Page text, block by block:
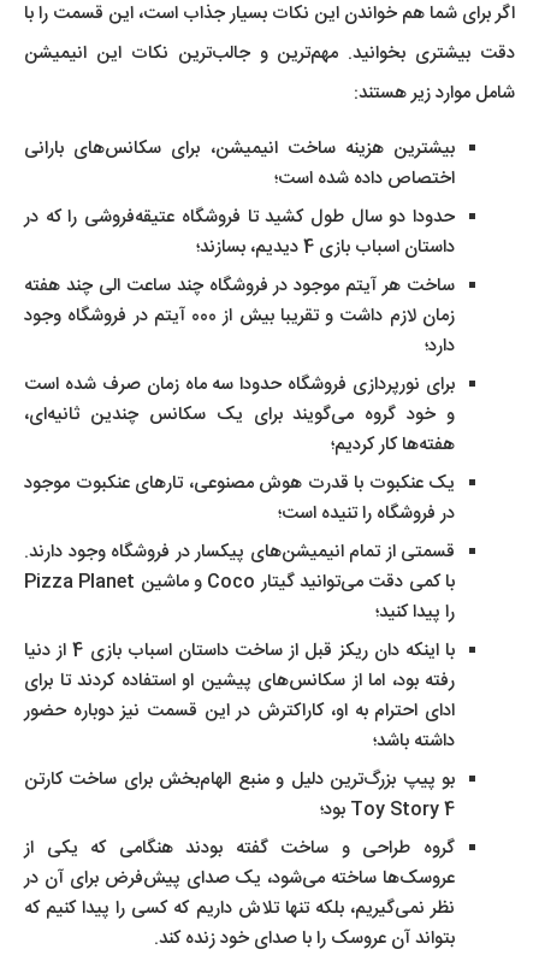
اگر برای شما هم خواندن این نکات بسیار جذاب است، این قسمت را با
دقت بیشتری بخوانید. مهم‌ترین و جالب‌ترین نکات این انیمیشن
شامل موارد زیر هستند:
بیشترین هزینه ساخت انیمیشن، برای سکانس‌های بارانی
اختصاص داده شده است؛
حدودا دو سال طول کشید تا فروشگاه عتیقه‌فروشی را که در
داستان اسباب بازی 4 دیدیم، بسازند؛
ساخت هر آیتم موجود در فروشگاه چند ساعت الی چند هفته
زمان لازم داشت و تقریبا بیش از 000 آیتم در فروشگاه وجود
دارد؛
برای نورپردازی فروشگاه حدودا سه ماه زمان صرف شده است
و خود گروه می‌گویند برای یک سکانس چندین ثانیه‌ای،
هفته‌ها کار کردیم؛
یک عنکبوت با قدرت‌ هوش مصنوعی، تارهای عنکبوت موجود
در فروشگاه را تنیده است؛
قسمتی از تمام انیمیشن‌های پیکسار در فروشگاه وجود دارند.
با کمی دقت می‌توانید گیتار Coco و ماشین Pizza Planet
را پیدا کنید؛
با اینکه دان ریکز قبل از ساخت داستان اسباب بازی 4 از دنیا
رفته بود، اما از سکانس‌های پیشین او استفاده کردند تا برای
ادای احترام به او، کاراکترش در این قسمت نیز دوباره حضور
داشته باشد؛
بو پیپ بزرگ‌ترین دلیل و منبع الهام‌بخش برای ساخت کارتن
Toy Story 4 بود؛
گروه طراحی و ساخت گفته بودند هنگامی که یکی از
عروسک‌ها ساخته می‌شود، یک صدای پیش‌فرض برای آن در
نظر نمی‌گیریم، بلکه تنها تلاش داریم که کسی را پیدا کنیم که
بتواند آن عروسک را با صدای خود زنده کند.